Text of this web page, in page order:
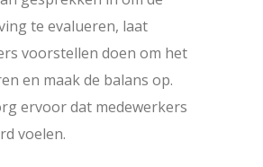
te evalueren, laat
voorstellen doen om het
en maak de balans op.
ervoor dat medewerkers
voelen.